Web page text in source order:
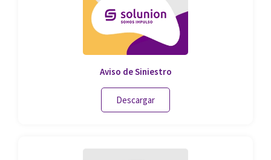
Aviso de Siniestro
Descargar